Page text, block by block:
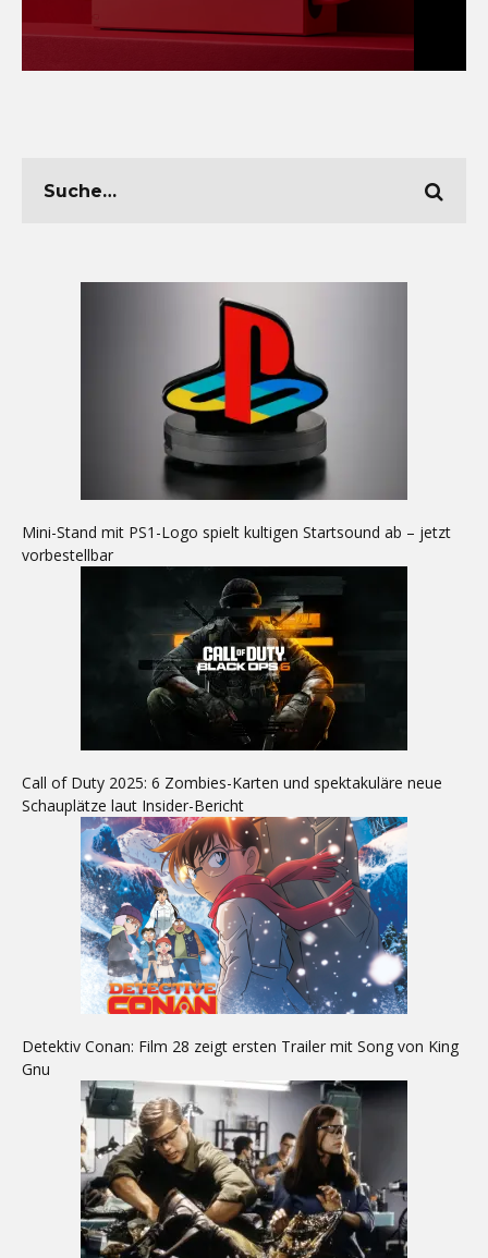
Mini-Stand mit PS1-Logo spielt kultigen Startsound ab – jetzt
vorbestellbar
Call of Duty 2025: 6 Zombies-Karten und spektakuläre neue
Schauplätze laut Insider-Bericht
Detektiv Conan: Film 28 zeigt ersten Trailer mit Song von King
Gnu